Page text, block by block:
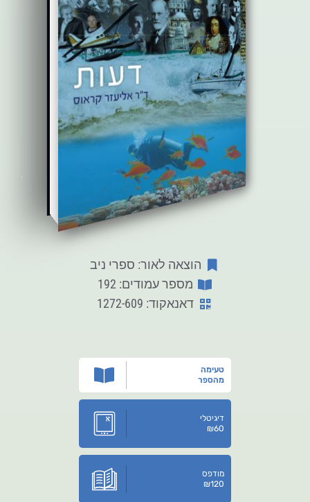
הוצאה לאור: ספרי ניב
מספר עמודים: 192
דאנאקוד: 1272-609
טעימה
מהספר
דיגיטלי
₪60
מודפס
₪120